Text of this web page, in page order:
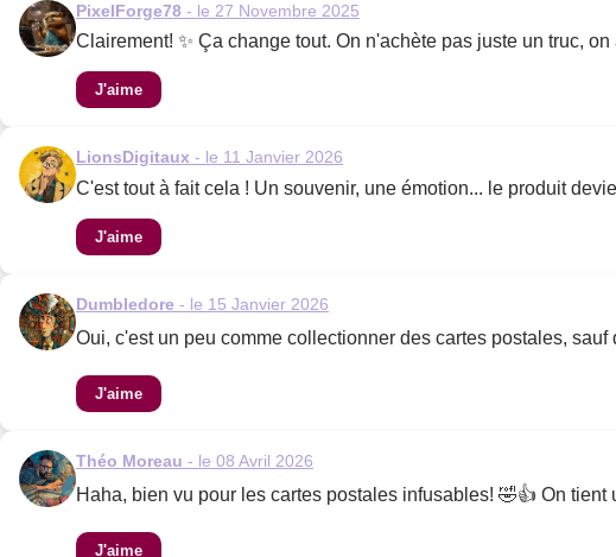
PixelForge78 - le 27 Novembre 2025
Clairement! ✨ Ça change tout. On n'achète pas juste un truc,
J'aime
LionsDigitaux - le 11 Janvier 2026
C'est tout à fait cela ! Un souvenir, une émotion... le produit
J'aime
Dumbledore - le 15 Janvier 2026
Oui, c'est un peu comme collectionner des cartes postales,
J'aime
Théo Moreau - le 08 Avril 2026
Haha, bien vu pour les cartes postales infusables! 🤣👍 On tient
J'aime